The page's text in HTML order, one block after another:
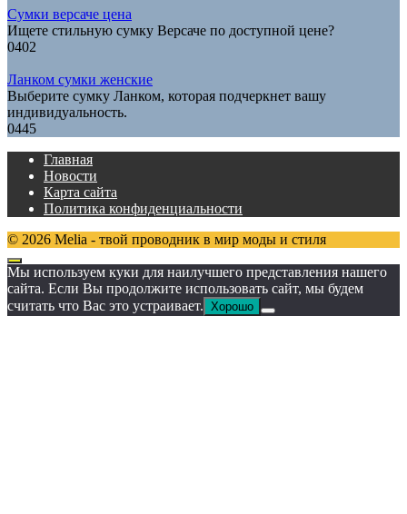
Сумки версаче цена
Ищете стильную сумку Версаче по доступной цене?
0402
Ланком сумки женские
Выберите сумку Ланком, которая подчеркнет вашу
индивидуальность.
0445
Главная
Новости
Карта сайта
Политика конфиденциальности
© 2026 Melia - твой проводник в мир моды и стиля
Мы используем куки для наилучшего представления нашего
сайта. Если Вы продолжите использовать сайт, мы будем
считать что Вас это устраивает. Хорошо